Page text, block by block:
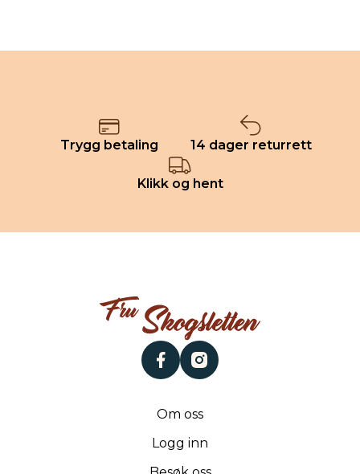
Trygg betaling 14 dager returrett
Klikk og hent
facebookinstagram
Om oss
Logg inn